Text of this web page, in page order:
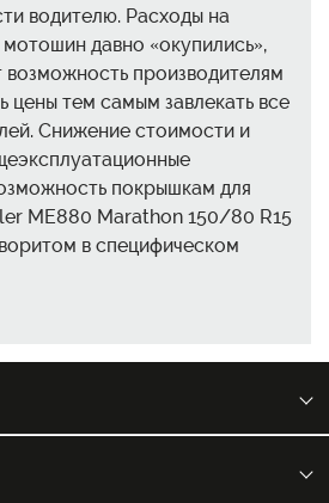
водителю. Расходы на
мотошин давно «окупились»,
возможность производителям
цены тем самым завлекать все
Снижение стоимости и
покрышкам для
ME880 Marathon 150/80 R15
в специфическом